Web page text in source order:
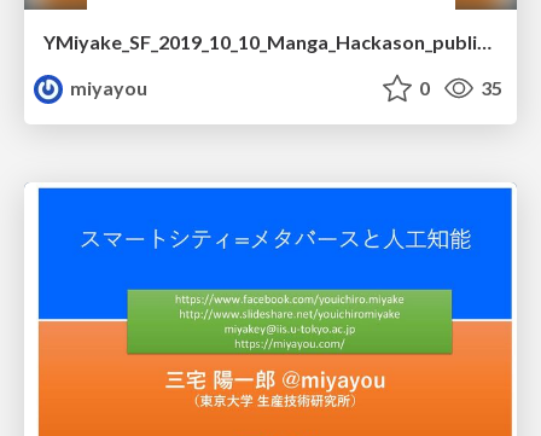
YMiyake_SF_2019_10_10_Manga_Hackason_public.pdf
miyayou
0 35